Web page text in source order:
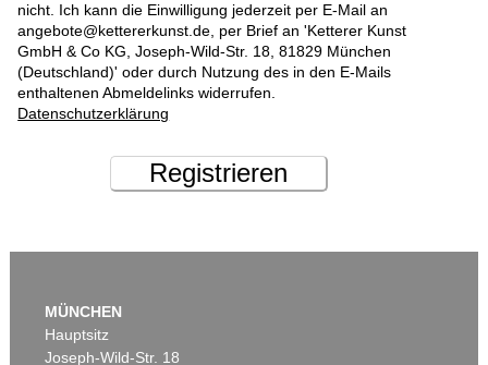
nicht. Ich kann die Einwilligung jederzeit per E-Mail an
angebote@kettererkunst.de, per Brief an 'Ketterer Kunst
GmbH & Co KG, Joseph-Wild-Str. 18, 81829 München
(Deutschland)' oder durch Nutzung des in den E-Mails
enthaltenen Abmeldelinks widerrufen.
Datenschutzerklärung
Registrieren
MÜNCHEN
Hauptsitz
Joseph-Wild-Str. 18